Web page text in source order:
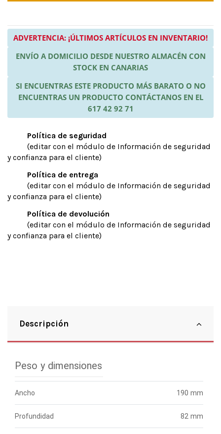
ADVERTENCIA: ¡ÚLTIMOS ARTÍCULOS EN INVENTARIO!
ENVÍO A DOMICILIO DESDE NUESTRO ALMACÉN CON
STOCK EN CANARIAS
SI ENCUENTRAS ESTE PRODUCTO MÁS BARATO O NO
ENCUENTRAS UN PRODUCTO CONTÁCTANOS EN EL
617 42 92 71
Política de seguridad
(editar con el módulo de Información de seguridad
y confianza para el cliente)
Política de entrega
(editar con el módulo de Información de seguridad
y confianza para el cliente)
Política de devolución
(editar con el módulo de Información de seguridad
y confianza para el cliente)
Descripción
Peso y dimensiones
Ancho 190 mm
Profundidad 82 mm